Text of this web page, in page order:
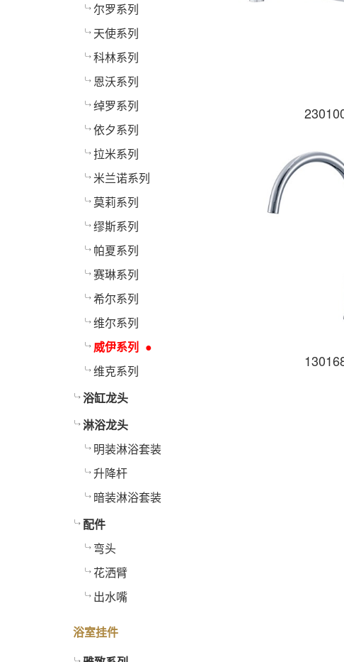
尔罗系列
天使系列
科林系列
恩沃系列
绰罗系列
依夕系列
拉米系列
米兰诺系列
莫莉系列
缪斯系列
帕夏系列
赛琳系列
希尔系列
维尔系列
威伊系列
维克系列
浴缸龙头
淋浴龙头
明装淋浴套装
升降杆
暗装淋浴套装
配件
弯头
花洒臂
出水嘴
浴室挂件